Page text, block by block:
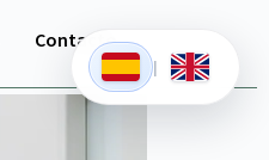
Contacto
|